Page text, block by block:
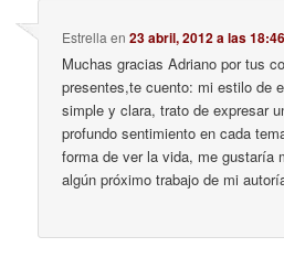
Estrella en23 abril, 2012 a las 18:46
Muchas gracias Adriano por tus
presentes,te cuento: mi estilo de
simple y clara, trato de expresar
profundo sentimiento en cada
forma de ver la vida, me gustaría
algún próximo trabajo de mi